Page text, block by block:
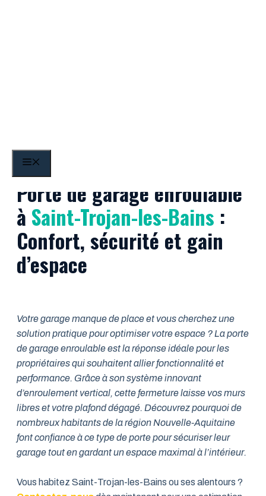
Porte de garage enroulable
à Saint-Trojan-les-Bains :
Confort, sécurité et gain
d’espace
Votre garage manque de place et vous cherchez une
solution pratique pour optimiser votre espace ? La porte
de garage enroulable est la réponse idéale pour les
propriétaires qui souhaitent allier fonctionnalité et
performance. Grâce à son système innovant
d’enroulement vertical, cette fermeture laisse vos murs
libres et votre plafond dégagé. Découvrez pourquoi de
nombreux habitants de la région Nouvelle-Aquitaine
font confiance à ce type de porte pour sécuriser leur
garage tout en gardant un espace maximal à l’intérieur.
Vous habitez Saint-Trojan-les-Bains ou ses alentours ?